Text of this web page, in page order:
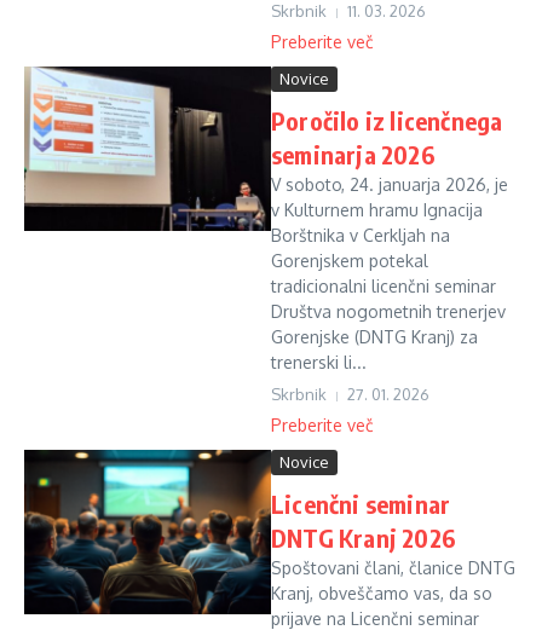
Skrbnik 11. 03. 2026
Preberite več
Novice
Poročilo iz licenčnega
seminarja 2026
V soboto, 24. januarja 2026, je
v Kulturnem hramu Ignacija
Borštnika v Cerkljah na
Gorenjskem potekal
tradicionalni licenčni seminar
Društva nogometnih trenerjev
Gorenjske (DNTG Kranj) za
trenerski li...
Skrbnik 27. 01. 2026
Preberite več
Novice
Licenčni seminar
DNTG Kranj 2026
Spoštovani člani, članice DNTG
Kranj, obveščamo vas, da so
prijave na Licenčni seminar